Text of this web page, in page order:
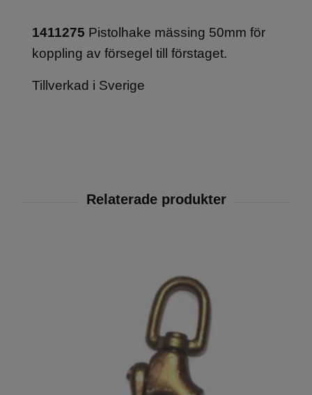
1411275 Pistolhake mässing 50mm för
koppling av försegel till förstaget.
Tillverkad i Sverige